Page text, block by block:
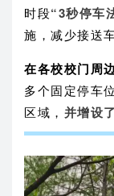
时段“3秒停车
施，减少接送
在各校校门周
多个固定停车
区域， 并增设